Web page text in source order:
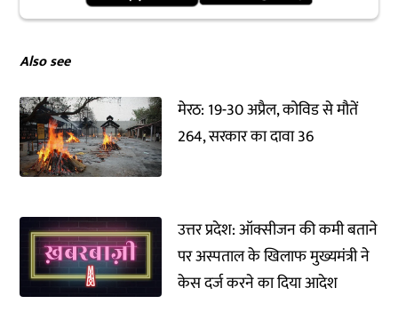
Also see
मेरठ: 19-30 अप्रैल, कोविड से मौतें
264, सरकार का दावा 36
उत्तर प्रदेश: ऑक्सीजन की कमी बताने
पर अस्पताल के खिलाफ मुख्यमंत्री ने
केस दर्ज करने का दिया आदेश